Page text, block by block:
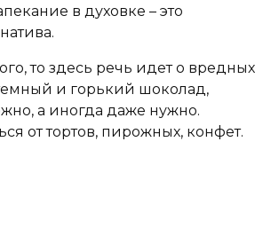
в духовке – это
то здесь речь идет о вредных
и горький шоколад,
а иногда даже нужно.
от тортов, пирожных, конфет.